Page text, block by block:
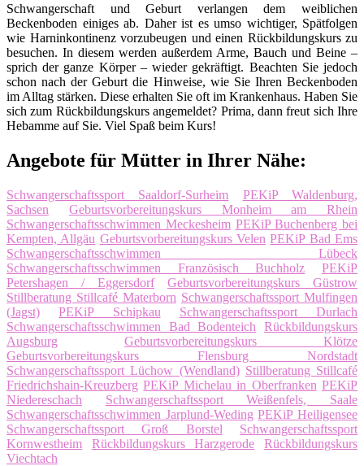
Schwangerschaft und Geburt verlangen dem weiblichen
Beckenboden einiges ab. Daher ist es umso wichtiger, Spätfolgen
wie Harninkontinenz vorzubeugen und einen Rückbildungskurs zu
besuchen. In diesem werden außerdem Arme, Bauch und Beine –
sprich der ganze Körper – wieder gekräftigt. Beachten Sie jedoch
schon nach der Geburt die Hinweise, wie Sie Ihren Beckenboden
im Alltag stärken. Diese erhalten Sie oft im Krankenhaus. Haben Sie
sich zum Rückbildungskurs angemeldet? Prima, dann freut sich Ihre
Hebamme auf Sie. Viel Spaß beim Kurs!
Angebote für Mütter in Ihrer Nähe:
Schwangerschaftssport Saaldorf-Surheim
PEKiP Waldenburg,
Sachsen
Geburtsvorbereitungskurs Monheim am Rhein
Schwangerschaftsschwimmen Meckesheim PEKiP Buchenberg bei
Kempten, Allgäu Geburtsvorbereitungskurs Velen PEKiP Bad Ems
Schwangerschaftsschwimmen Lübeck
Schwangerschaftsschwimmen Französisch Buchholz
PEKiP
Petershagen / Eggersdorf
Geburtsvorbereitungskurs Güstrow
Stillberatung Stillcafé Materborn Schwangerschaftssport Mulfingen
(Jagst)
PEKiP Schipkau
Schwangerschaftssport Durlach
Schwangerschaftsschwimmen Bad Bodenteich
Rückbildungskurs
Augsburg
Geburtsvorbereitungskurs Klötze
Geburtsvorbereitungskurs Flensburg Nordstadt
Schwangerschaftssport Lüchow (Wendland) Stillberatung Stillcafé
Friedrichshain-Kreuzberg PEKiP Michelau in Oberfranken PEKiP
Niedereschach
Schwangerschaftssport Weißenfels, Saale
Schwangerschaftsschwimmen Jarplund-Weding PEKiP Heiligensee
Schwangerschaftssport Groß Borstel
Schwangerschaftssport
Kornwestheim
Rückbildungskurs Harzgerode
Rückbildungskurs
Viechtach